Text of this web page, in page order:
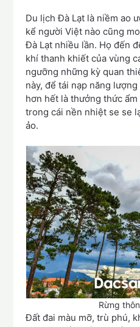
Du lịch Đà Lạt là niềm ao
kể người Việt nào cũng
Đà Lạt nhiều lần. Họ đến
khí thanh khiết của vùng
ngưỡng những kỳ quan
này, để tái nạp năng
hơn hết là thưởng thức
trong cái nền nhiệt se se
ảo.
Rừng
Đất đai màu mỡ, trù phú,